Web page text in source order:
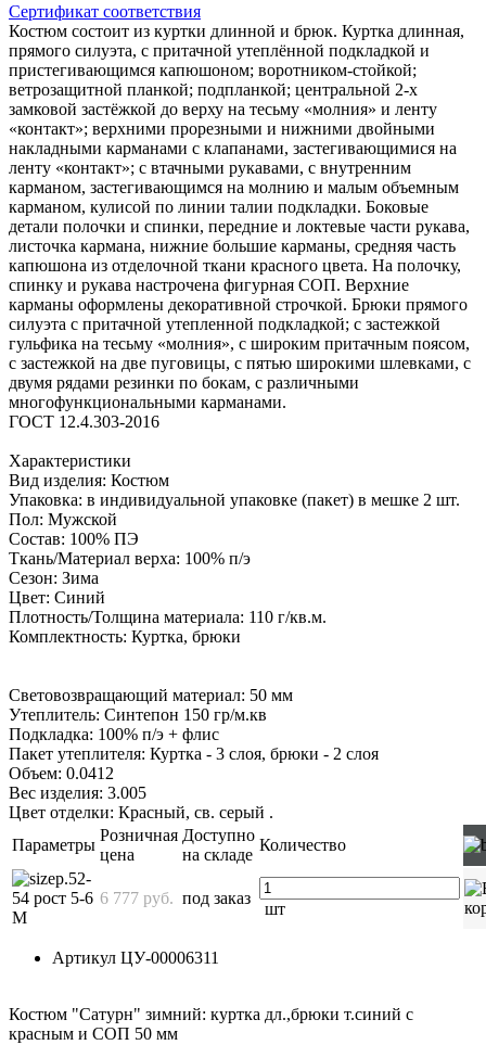
Сертификат соответствия
Костюм состоит из куртки длинной и брюк. Куртка длинная,
прямого силуэта, с притачной утеплённой подкладкой и
пристегивающимся капюшоном; воротником-стойкой;
ветрозащитной планкой; подпланкой; центральной 2-х
замковой застёжкой до верху на тесьму «молния» и ленту
«контакт»; верхними прорезными и нижними двойными
накладными карманами с клапанами, застегивающимися на
ленту «контакт»; с втачными рукавами, с внутренним
карманом, застегивающимся на молнию и малым объемным
карманом, кулисой по линии талии подкладки. Боковые
детали полочки и спинки, передние и локтевые части рукава,
листочка кармана, нижние большие карманы, средняя часть
капюшона из отделочной ткани красного цвета. На полочку,
спинку и рукава настрочена фигурная СОП. Верхние
карманы оформлены декоративной строчкой. Брюки прямого
силуэта с притачной утепленной подкладкой; с застежкой
гульфика на тесьму «молния», с широким притачным поясом,
с застежкой на две пуговицы, с пятью широкими шлевками, с
двумя рядами резинки по бокам, с различными
многофункциональными карманами.
ГОСТ 12.4.303-2016
Характеристики
Вид изделия: Костюм
Упаковка: в индивидуальной упаковке (пакет) в мешке 2 шт.
Пол: Мужской
Состав: 100% ПЭ
Ткань/Материал верха: 100% п/э
Сезон: Зима
Цвет: Синий
Плотность/Толщина материала: 110 г/кв.м.
Комплектность: Куртка, брюки
Световозвращающий материал: 50 мм
Утеплитель: Синтепон 150 гр/м.кв
Подкладка: 100% п/э + флис
Пакет утеплителя: Куртка - 3 слоя, брюки - 2 слоя
Объем: 0.0412
Вес изделия: 3.005
Цвет отделки: Красный, св. серый .
Параметры
Розничная
цена
Доступно
на складе
Количество
р.52-
54 рост 5-6
М
6 777 руб. под заказ
шт
Артикул ЦУ-00006311
Костюм "Сатурн" зимний: куртка дл.,брюки т.синий с
красным и СОП 50 мм